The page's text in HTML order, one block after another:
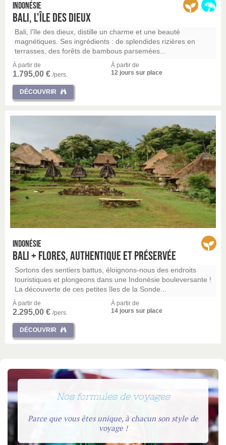
Indonésie
Bali, l'île des dieux
Bali, l'île des dieux, distille un charme et une beauté
magnétiques. Ses ingrédients : de splendides rizières en
terrasses, des forêts de bambous parsemées...
À partir de
1.795,00 € /pers.
À partir de
12 jours sur place
DÉCOUVRIR
Indonésie
Bali + Flores, authentique et préservée
Sortons des sentiers battus, éloignons-nous des endroits
touristiques et plongeons dans une Indonésie bouleversante !
La découverte de ces petites îles de la Sonde...
À partir de
2.295,00 € /pers.
À partir de
14 jours sur place
DÉCOUVRIR
Nos formules de voyages
Parce que vous êtes unique, à chacun son style de
voyage !